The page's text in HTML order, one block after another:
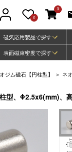
0
0
磁気応用製品で探す
表面磁束密度で探す
ジム磁石【円柱型】 ＞ ネ
型、Φ2.5x6(mm)、